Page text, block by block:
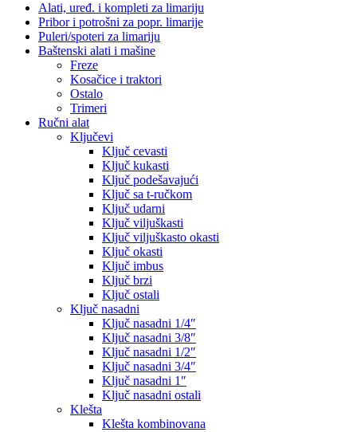
Alati, uređ. i kompleti za limariju
Pribor i potrošni za popr. limarije
Puleri/spoteri za limariju
Baštenski alati i mašine
Freze
Kosačice i traktori
Ostalo
Trimeri
Ručni alat
Ključevi
Ključ cevasti
Ključ kukasti
Ključ podešavajući
Ključ sa t-ručkom
Ključ udarni
Ključ viljuškasti
Ključ viljuškasto okasti
Ključ okasti
Ključ imbus
Ključ brzi
Ključ ostali
Ključ nasadni
Ključ nasadni 1/4″
Ključ nasadni 3/8″
Ključ nasadni 1/2″
Ključ nasadni 3/4″
Ključ nasadni 1″
Ključ nasadni ostali
Klešta
Klešta kombinovana